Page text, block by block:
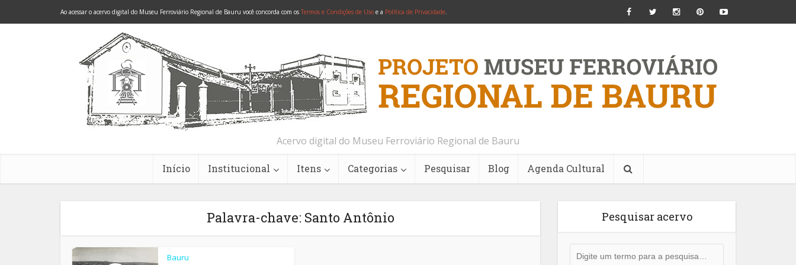
Ao acessar o acervo digital do Museu Ferroviário Regional de Bauru você concorda com os Termos e Condições de Uso e a Política de Privacidade.
Acervo digital do Museu Ferroviário Regional de Bauru
Início Institucional Itens Categorias Pesquisar Blog Agenda Cultural
Palavra-chave: Santo Antônio
Bauru
Pesquisar acervo